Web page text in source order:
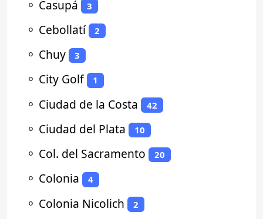
⚬ Casupá 3
⚬ Cebollatí 2
⚬ Chuy 3
⚬ City Golf 1
⚬ Ciudad de la Costa 42
⚬ Ciudad del Plata 10
⚬ Col. del Sacramento 20
⚬ Colonia 4
⚬ Colonia Nicolich 2